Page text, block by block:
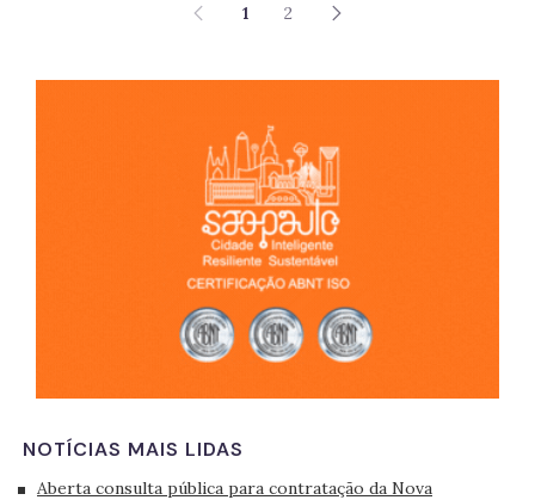
1 2
NOTÍCIAS MAIS LIDAS
Aberta consulta pública para contratação da Nova